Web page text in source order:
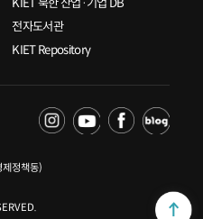
전자도서관
KIET Repository
정책동)